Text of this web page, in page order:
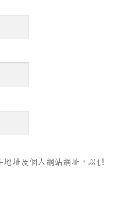
地址及個人網站網址，以供